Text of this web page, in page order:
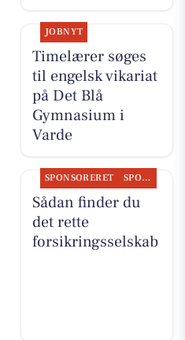
JOBNYT
Timelærer søges
til engelsk vikariat
på Det Blå
Gymnasium i
Varde
SPONSORERET SPONSORERET INDHOLD
Sådan finder du
det rette
forsikringsselskab